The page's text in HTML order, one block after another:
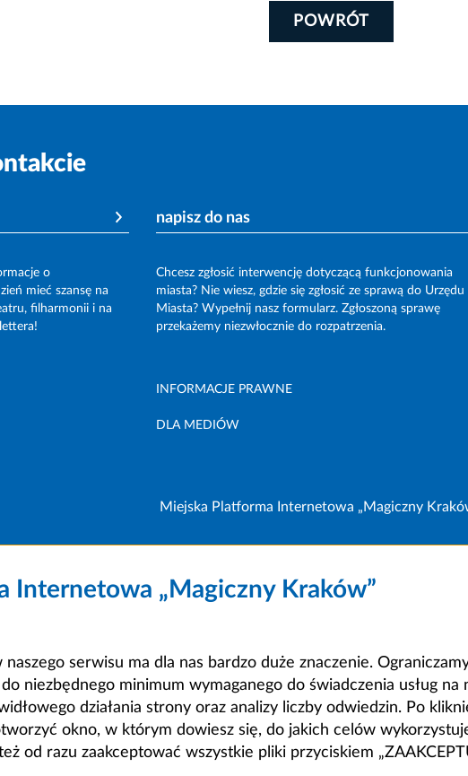
POWRÓT
o
mieć szansę na
filharmonii i na
napisz do nas
Chcesz zgłosić interwencję dotyczącą funkcjonowania
miasta? Nie wiesz, gdzie się zgłosić ze sprawą do Urzędu
Miasta? Wypełnij nasz formularz. Zgłoszoną sprawę
przekażemy niezwłocznie do rozpatrzenia.
INFORMACJE PRAWNE
DLA MEDIÓW
Miejska Platforma Internetowa „Magiczny
Internetowa „Magiczny Kraków”
serwisu ma dla nas bardzo duże znaczenie.
niezbędnego minimum wymaganego do świadczenia usług na
działania strony oraz analizy liczby odwiedzin. Po
okno, w którym dowiesz się, do jakich celów
od razu zaakceptować wszystkie pliki przyciskiem